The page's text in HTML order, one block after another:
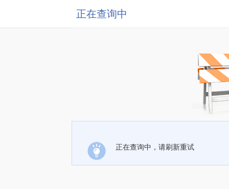
正在查询中
正在查询中，请刷新重试